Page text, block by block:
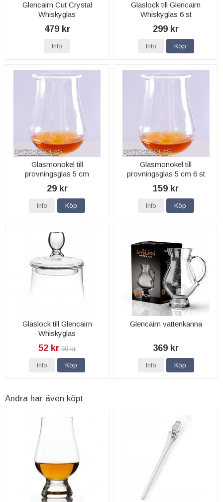
Glencairn Cut Crystal
Whiskyglas
479 kr
Info
Glaslock till Glencairn
Whiskyglas 6 st
299 kr
Info Köp
Glasmonokel till
provningsglas 5 cm
29 kr
Info Köp
Glasmonokel till
provningsglas 5 cm 6 st
159 kr
Info Köp
Glaslock till Glencairn
Whiskyglas
52 kr 59 kr
Info Köp
Glencairn vattenkanna
369 kr
Info Köp
Andra har även köpt